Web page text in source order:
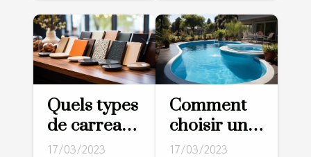
?
Quels types
de carreaux
pour votre
17/03/2023
Comment
choisir un
modèle de
17/03/2023